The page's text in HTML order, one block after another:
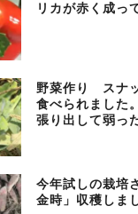
リカが赤く成っ
野菜作り スナ
食べられました
張り出して弱っ
今年試しの栽培
金時」収穫しま